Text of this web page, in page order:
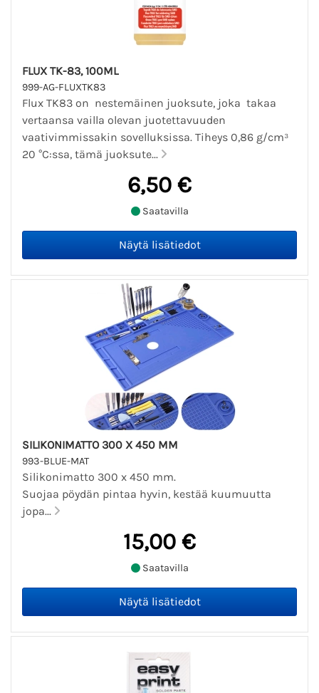
FLUX TK-83, 100ML
999-AG-FLUXTK83
Flux TK83 on nestemäinen juoksute, joka takaa
vertaansa vailla olevan juotettavuuden
vaativimmissakin sovelluksissa. Tiheys 0,86 g/cm³
20 °C:ssa, tämä juoksute...
6,50 €
Saatavilla
SILIKONIMATTO 300 X 450 MM
993-BLUE-MAT
Silikonimatto 300 x 450 mm.
Suojaa pöydän pintaa hyvin, kestää kuumuutta
jopa...
15,00 €
Saatavilla